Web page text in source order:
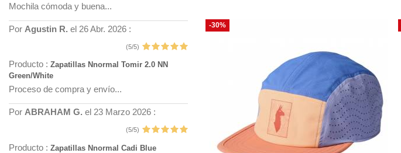
-30%
Mochila cómoda y buena...
Por Agustin R. el 26 Abr. 2026 :
(5/5)
Producto : Zapatillas Nnormal Tomir 2.0 NN
Green/White
Proceso de compra y envío...
Por ABRAHAM G. el 23 Marzo 2026 :
(5/5)
Producto : Zapatillas Nnormal Cadi Blue